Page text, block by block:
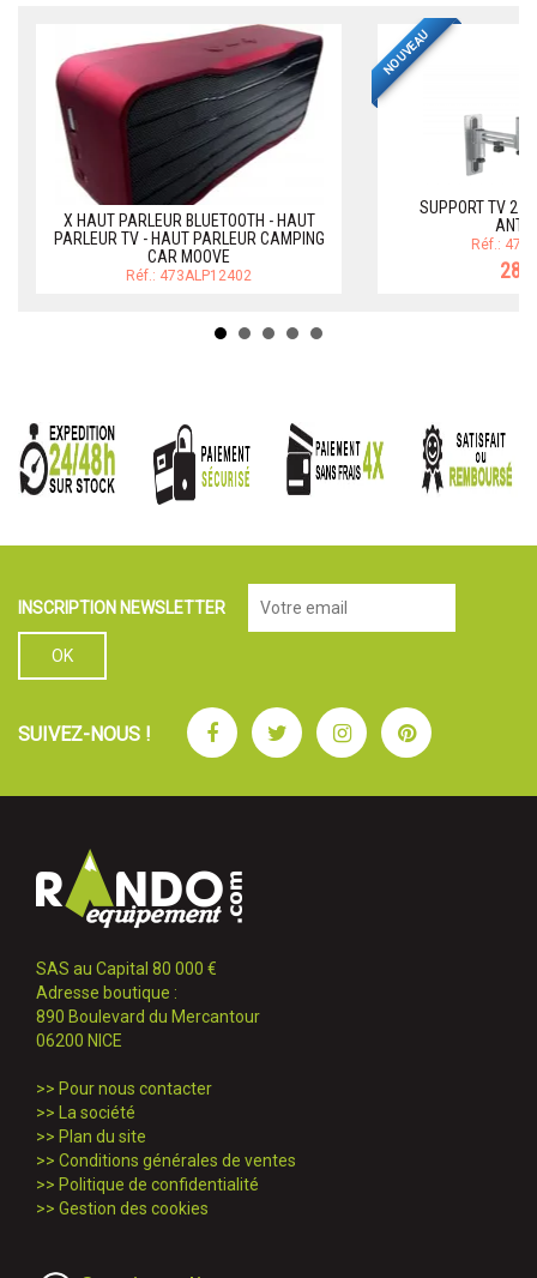
X HAUT PARLEUR BLUETOOTH - HAUT
PARLEUR TV - HAUT PARLEUR CAMPING
CAR MOOVE
Réf.: 473ALP12402
NOUVEAU
SUPPORT TV 2
Réf.:
INSCRIPTION NEWSLETTER
SUIVEZ-NOUS ! FacebookTwitterInstagramPinterest
SAS au Capital 80 000 €
Adresse boutique :
890 Boulevard du Mercantour
06200 NICE
>> Pour nous contacter
>>
La société
>> Plan du site
>> Conditions générales de ventes
>> Politique de confidentialité
>> Gestion des cookies